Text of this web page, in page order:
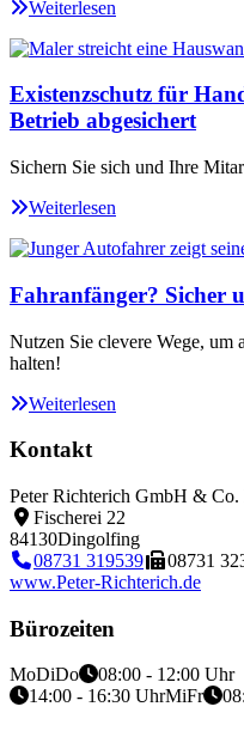
Weiterlesen
Existenzschutz für
Betrieb abgesichert
Sichern Sie sich und Ihre
Weiterlesen
Fahranfänger? Sicher
Nutzen Sie clevere Wege, um
halten!
Weiterlesen
Kontakt
Peter Richterich GmbH &
Fischerei 22
84130Dingolfing
08731 319539
08731
www.Peter-Richterich.de
Bürozeiten
MoDiDo
08:00 - 12:00 Uhr
14:00 - 16:30 UhrMiFr